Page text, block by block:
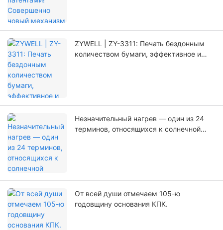
ZYWELL | ZY-3311: Печать бездонным
количеством бумаги, эффективное и
Незначительный нагрев — один из 24
терминов, относящихся к солнечной
От всей души отмечаем 105-ю
годовщину основания КПК.